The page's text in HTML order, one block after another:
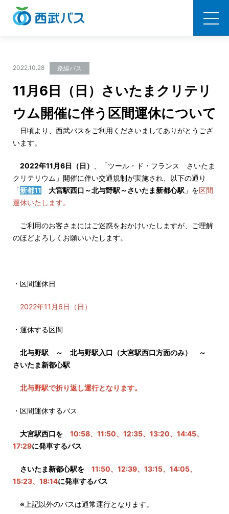
11月6日（日）さいたまクリテリ
ウム開催に伴う区間運休について
2022.10.28 路線バス
日頃より、西武バスをご利用くださいましてありがとうござ
います。
2022年11月6日（日）
、「ツール・ド・フランス さいたま
クリテリウム」開催に伴い交通規制が実施され、以下の通り
「新都11 大宮駅西口～北与野駅～さいたま新都心駅 」を区間
運休いたします。
ご利用のお客さまにはご迷惑をおかけいたしますが、ご理解
のほどよろしくお願いいたします。
・区間運休日
2022年11月6日（日）
・運休する区間
北与野駅 ～ 北与野駅入口（大宮駅西口方面のみ） ～
さいたま新都心駅
北与野駅で折り返し運行となります。
・区間運休するバス
大宮駅西口を 10:58、11:50、12:35、13:20、14:45、
17:29に発車するバス
さいたま新都心駅を 11:50、12:39、13:15、14:05、
15:23、18:14に発車するバス
※上記以外のバスは通常運行となります。